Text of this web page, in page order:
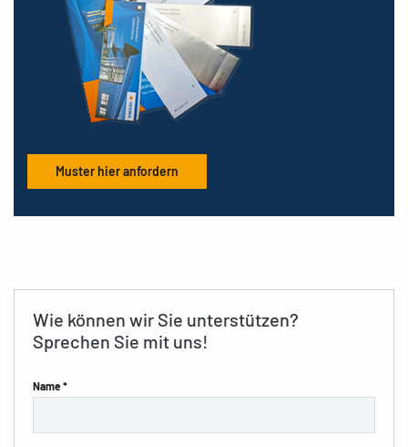
Muster hier anfordern
Wie können wir Sie unterstützen?
Sprechen Sie mit uns!
Name *